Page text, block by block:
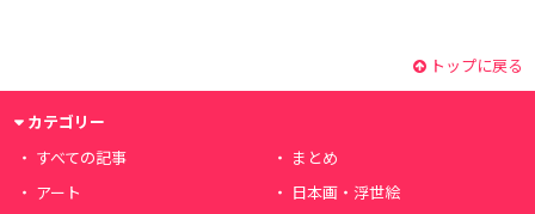
トップに戻る
カテゴリー
すべての記事
まとめ
アート
日本画・浮世絵